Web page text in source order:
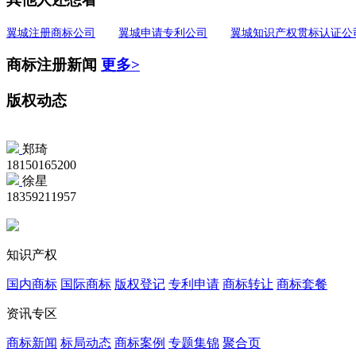
翼城注册商标公司 翼城申请专利公司 翼城知识产权贯标认证公
商标注册新闻 更多>
版权动态
郑琦
18150165200
徐星
18359211957
知识产权
国内商标 国际商标 版权登记 专利申请 商标转让 商标套餐
资讯专区
商标新闻 标局动态 商标案例 专题集锦 聚合页